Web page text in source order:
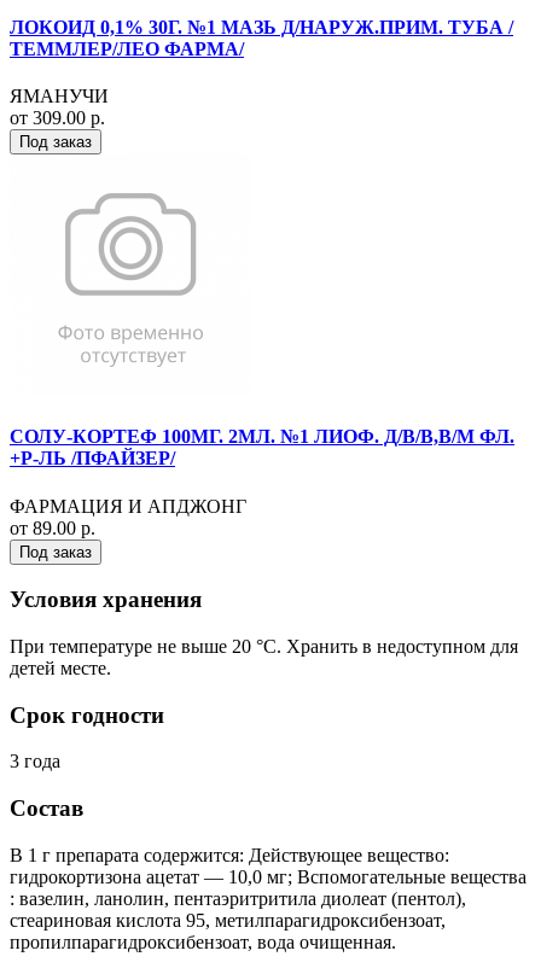
ЛОКОИД 0,1% 30Г. №1 МАЗЬ Д/НАРУЖ.ПРИМ. ТУБА /
ТЕММЛЕР/ЛЕО ФАРМА/
ЯМАНУЧИ
от 309.00 р.
Под заказ
СОЛУ-КОРТЕФ 100МГ. 2МЛ. №1 ЛИОФ. Д/В/В,В/М ФЛ.
+Р-ЛЬ /ПФАЙЗЕР/
ФАРМАЦИЯ И АПДЖОНГ
от 89.00 р.
Под заказ
Условия хранения
При температуре не выше 20 °С. Хранить в недоступном для
детей месте.
Срок годности
3 года
Состав
В 1 г препарата содержится: Действующее вещество:
гидрокортизона ацетат — 10,0 мг; Вспомогательные вещества
: вазелин, ланолин, пентаэритритила диолеат (пентол),
стеариновая кислота 95, метилпарагидроксибензоат,
пропилпарагидроксибензоат, вода очищенная.